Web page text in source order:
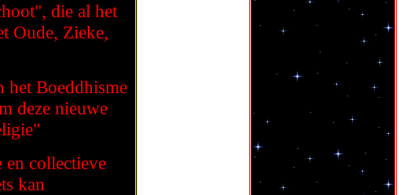
die al het
Oude, Zieke,
het Boeddhisme
deze nieuwe
collectieve
kan